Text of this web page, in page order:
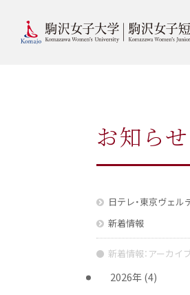
お知らせ
日テレ・東京ヴェル
新着情報
新着情報：アーカイ
2026年(4)